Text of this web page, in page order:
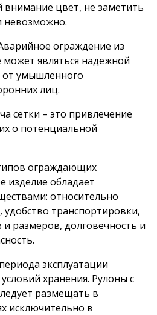
цвет, не заметить
невозможно.
ограждение из
может являться надежной
умышленного
лиц.
сетки – это привлечение
о потенциальной
ограждающих
изделие обладает
относительно
удобство транспортировки,
размеров, долговечность и
эксплуатации
хранения. Рулоны с
размещать в
исключительно в